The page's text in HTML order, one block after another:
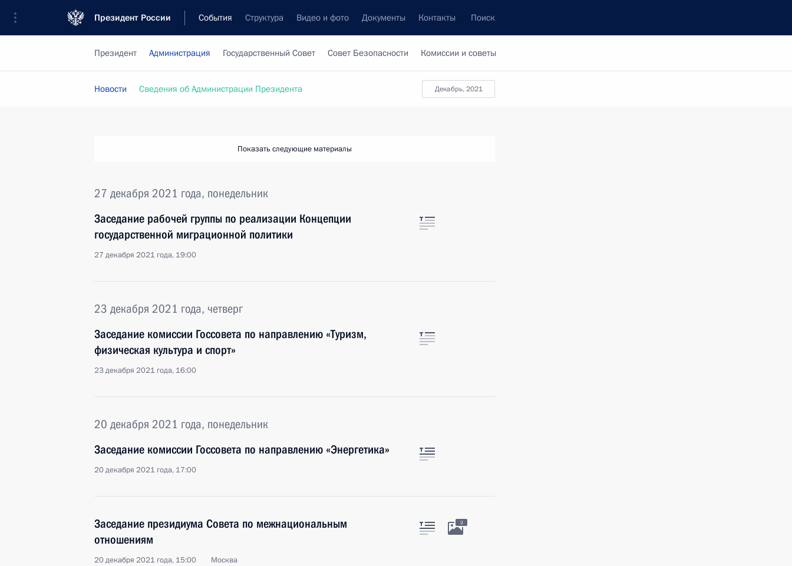
Президент России События Структура Видео и фото Документы Контакты Поиск
Президент Администрация Государственный Совет Совет Безопасности Комиссии и советы
декабрь, 2021
Новости Сведения об Администрации Президента
Показать следующие материалы
27 декабря 2021 года, понедельник
Заседание рабочей группы по реализации Концепции
государственной миграционной политики
27 декабря 2021 года, 19:00
23 декабря 2021 года, четверг
Заседание комиссии Госсовета по направлению «Туризм,
физическая культура и спорт»
23 декабря 2021 года, 16:00
20 декабря 2021 года, понедельник
Заседание комиссии Госсовета по направлению «Энергетика»
20 декабря 2021 года, 17:00
Заседание президиума Совета по межнациональным
отношениям
20 декабря 2021 года, 15:00 Москва
2